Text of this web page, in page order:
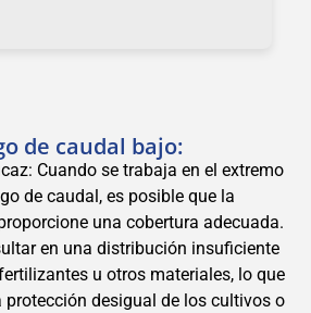
de caudal bajo:
Cuando se trabaja en el extremo
de caudal, es posible que la
una cobertura adecuada.
en una distribución insuficiente
u otros materiales, lo que
protección desigual de los cultivos o